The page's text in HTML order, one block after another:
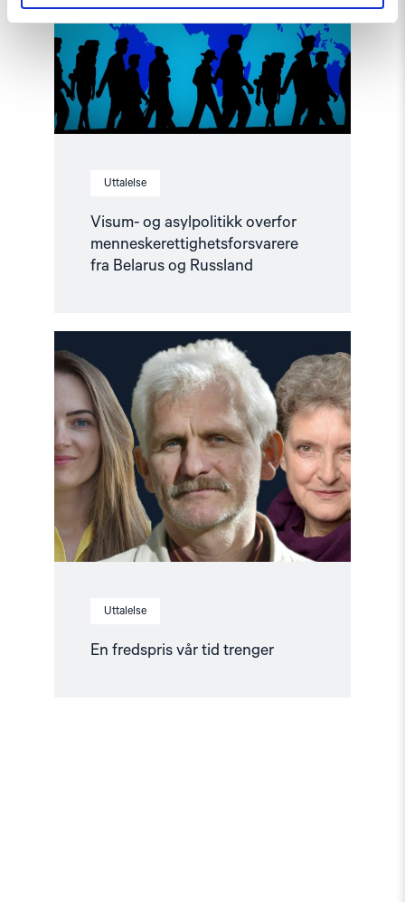
Uttalelse
Visum- og asylpolitikk overfor
menneskerettighetsforsvarere
fra Belarus og Russland
menneskerettighetsforsvarere
fra
Belarus
og
Russland"
Uttalelse
En fredspris vår tid trenger
Read
article
"En
fredspris
trenger"